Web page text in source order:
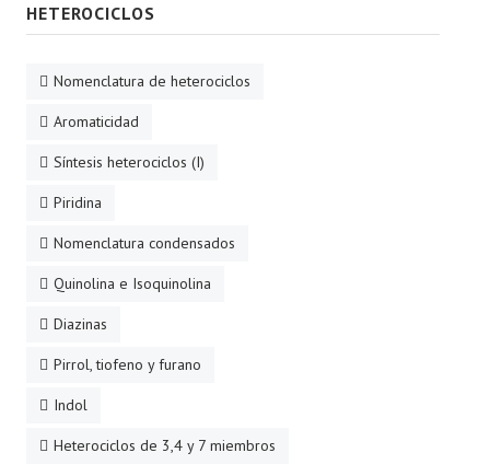
HETEROCICLOS
Nomenclatura de heterociclos
Aromaticidad
Síntesis heterociclos (I)
Piridina
Nomenclatura condensados
Quinolina e Isoquinolina
Diazinas
Pirrol, tiofeno y furano
Indol
Heterociclos de 3,4 y 7 miembros